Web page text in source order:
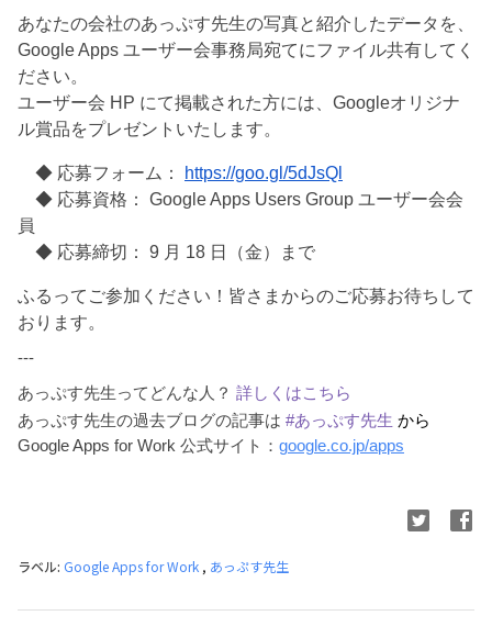
あなたの会社のあっぷす先生の写真と紹介したデータを、
Google Apps ユーザー会事務局宛てにファイル共有してく
ださい。
ユーザー会 HP にて掲載された方には、Googleオリジナ
ル賞品をプレゼントいたします。
◆ 応募フォーム：
https://goo.gl/5dJsQl
◆ 応募資格： Google Apps Users Group ユーザー会会
員
◆ 応募締切： 9 月 18 日（金）まで
ふるってご参加ください！皆さまからのご応募お待ちして
おります。
---
あっぷす先生ってどんな人？ 詳しくはこちら
あっぷす先生の過去ブログの記事は #あっぷす先生 から
Google Apps for Work 公式サイト： google.co.jp/apps
ラベル: Google Apps for Work , あっぷす先生